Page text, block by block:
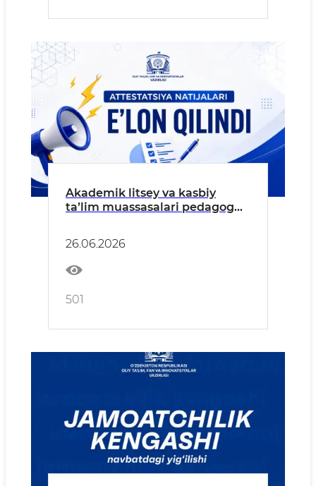
Akademik litsey va kasbiy
taʼlim muassasalari pedagog
26.06.2026
501